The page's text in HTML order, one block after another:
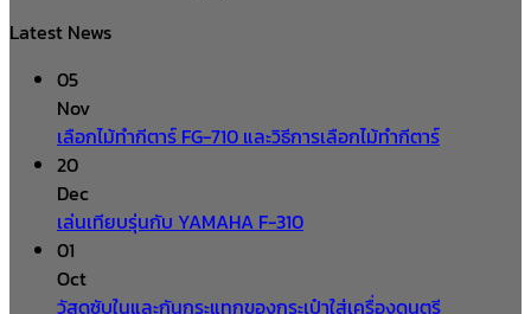
Latest News
05
Nov
เลือกไม้ทำกีตาร์ FG-710 และวิธีการเลือกไม้ทำกีตาร์
20
Dec
เล่นเทียบรุ่นกับ YAMAHA F-310
01
Oct
วัสดุซับในและกันกระแทกของกระเป๋าใส่เครื่องดนตรี